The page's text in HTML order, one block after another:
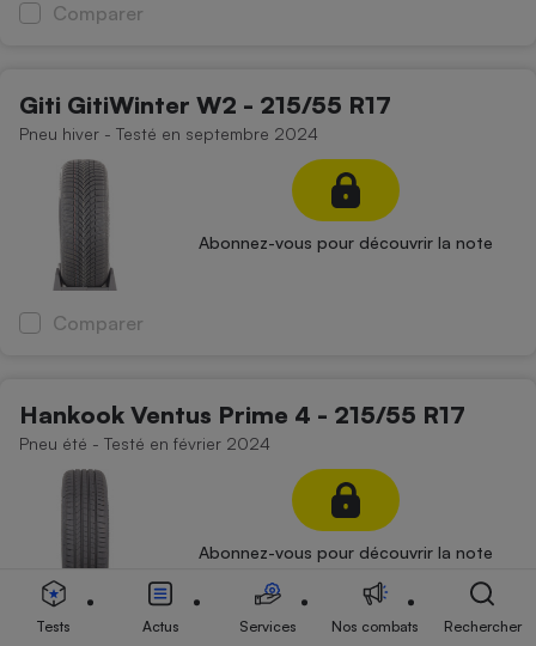
Comparer
Giti GitiWinter W2 - 215/55 R17
Pneu hiver - Testé en septembre 2024
Abonnez-vous pour découvrir la note
Comparer
Hankook Ventus Prime 4 - 215/55 R17
Pneu été - Testé en février 2024
Abonnez-vous pour découvrir la note
Comparer
Tests Actus Services Nos combats Rechercher